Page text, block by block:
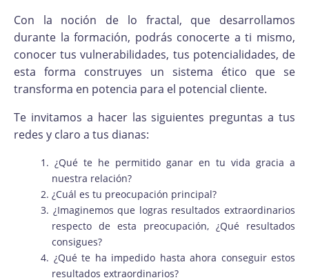
Con la noción de lo fractal, que desarrollamos
durante la formación, podrás conocerte a ti mismo,
conocer tus vulnerabilidades, tus potencialidades, de
esta forma construyes un sistema ético que se
transforma en potencia para el potencial cliente.
Te invitamos a hacer las siguientes preguntas a tus
redes y claro a tus dianas:
¿Qué te he permitido ganar en tu vida gracia a
nuestra relación?
¿Cuál es tu preocupación principal?
¿Imaginemos que logras resultados extraordinarios
respecto de esta preocupación, ¿Qué resultados
consigues?
¿Qué te ha impedido hasta ahora conseguir estos
resultados extraordinarios?